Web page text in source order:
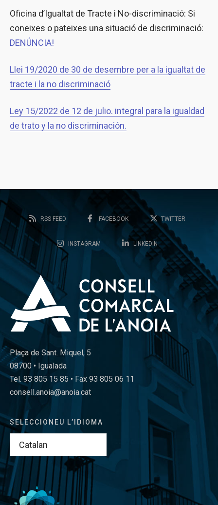
Oficina d’Igualtat de Tracte i No-discriminació: Si
coneixes o pateixes una situació de discriminació:
DENÚNCIA!
Llei 19/2020 de 30 de desembre per a la igualtat de
tracte i la no discriminació
Ley 15/2022 de 12 de julio. integral para la igualdad
de trato y la no discriminación.
RSS FEED FACEBOOK TWITTER
INSTAGRAM LINKEDIN
Plaça de Sant. Miquel, 5
08700 • Igualada
Tel. 93 805 15 85 • Fax 93 805 06 11
consell.anoia@anoia.cat
SELECCIONEU L’IDIOMA